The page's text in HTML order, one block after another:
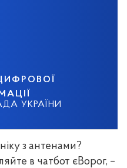
УКРАЇНИ
з антенами?
в чатбот єВорог, –